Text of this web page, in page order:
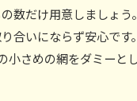
数だけ用意しましょう
合いにならず安心です
小さめの網をダミーと